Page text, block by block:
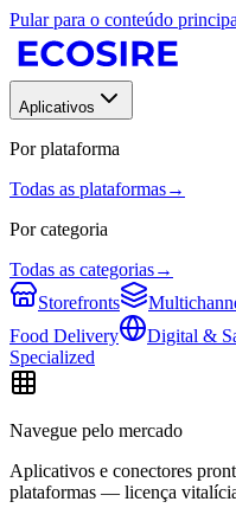
Pular para o conteúdo
Aplicativos
Por plataforma
Todas as plataformas→
Por categoria
Todas as categorias→
Storefronts
Food Delivery
Digital &
Specialized
Navegue pelo mercado
Aplicativos e conectores
plataformas — licença